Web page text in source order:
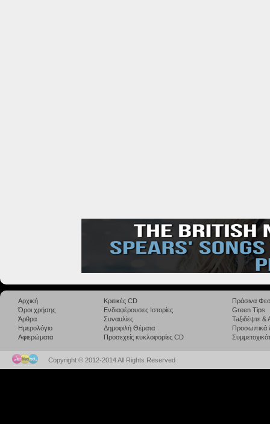
Αρχική
Όροι χρήσης
Άρθρα
Ημερολόγιο
Αφιερώματα
Κριτικές CD
Ενδιαφέρουσες Ιστορίες
Συναυλίες
Δημοφιλή Θέματα
Προσεχείς κυκλοφορίες CD
Πράσινα
Green Tips
Taξιδέψτε
Προσωπικά
Copyright © 2012-2014 All Rights Reserved